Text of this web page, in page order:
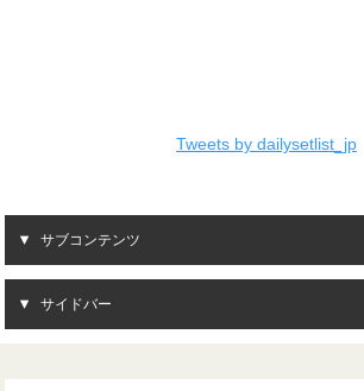
Tweets by dailysetlist_jp
サブコンテンツ
サイドバー